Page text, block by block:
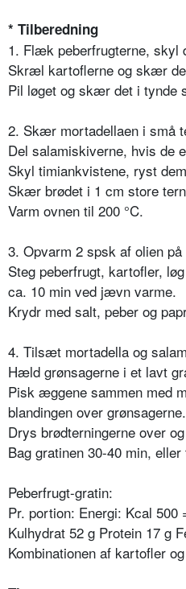
* Tilberedning
1. Flæk peberfrugterne, skyl
Skræl kartoflerne og skær
Pil løget og skær det i tynde
2. Skær mortadellaen i små
Del salamiskiverne, hvis de
Skyl timiankvistene, ryst
Skær brødet i 1 cm store
Varm ovnen til 200 °C.
3. Opvarm 2 spsk af olien
Steg peberfrugt, kartofler,
ca. 10 min ved jævn varme.
Krydr med salt, peber og
4. Tilsæt mortadella og
Hæld grønsagerne i et lavt
Pisk æggene sammen med
blandingen over grønsagerne.
Drys brødterningerne over
Bag gratinen 30-40 min,
Peberfrugt-gratin:
Pr. portion: Energi: Kcal 500
Kulhydrat 52 g Protein 17 g
Kombinationen af kartofler